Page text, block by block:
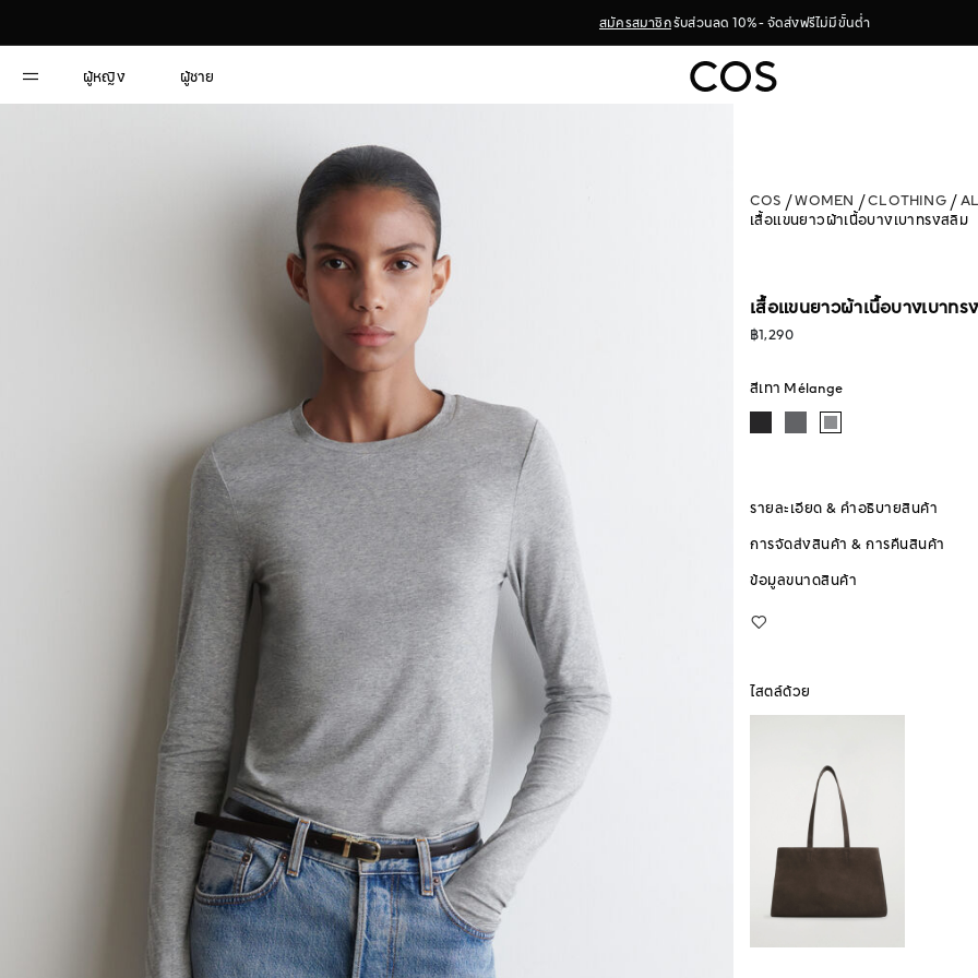
สมัครสมาชิกรับส่วนลด 10% - จัดส่งฟรีไม่มีขั้นต่ำ
ผู้หญิง ผู้ชาย
COS WOMEN CLOTHING
เสื้อแขนยาวผ้าเนื้อบางเบาทรงสลิม
เสื้อแขนยาวผ้าเนื้อบางเบาทร
฿1,290
สีเทา Mélange
รายละเอียด & คำอธิบายสินค้า
การจัดส่งสินค้า & การคืนสินค้า
ข้อมูลขนาดสินค้า
ไสตล์ด้วย